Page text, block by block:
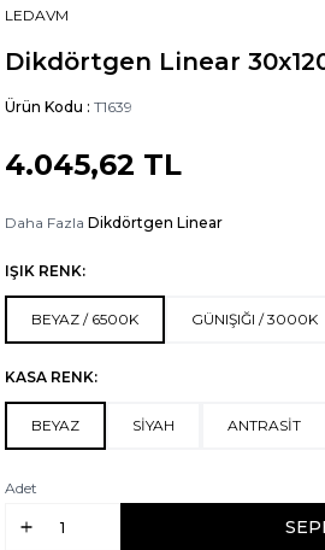
LEDAVM
Dikdörtgen Linear
Ürün Kodu : T1639
4.045,62 TL
Daha Fazla Dikdörtgen Linear
IŞIK RENK:
BEYAZ / 6500K GÜNIŞIĞI / 3000K
KASA RENK:
BEYAZ SİYAH ANTRASİT
Adet